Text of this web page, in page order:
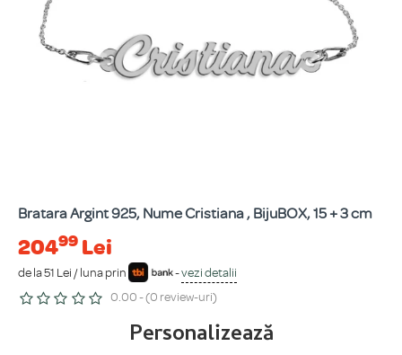
Bratara Argint 925, Nume Cristiana , BijuBOX, 15 + 3 cm
20499 Lei
de la 51 Lei / luna prin -vezi detalii
0.00 - (0 review-uri)
Personalizează